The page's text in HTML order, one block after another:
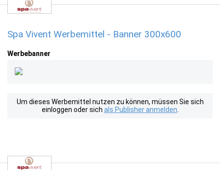
Spa Vivent Werbemittel - Banner 300x600
Werbebanner
Um dieses Werbemittel nutzen zu können, müssen Sie sich
einloggen oder sich als Publisher anmelden